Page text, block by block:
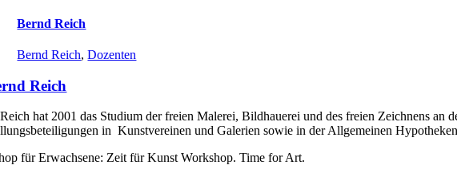
Bernd Reich
Bernd Reich,Dozenten
Reich
hat 2001 das Studium der freien Malerei, Bildhauerei und des freien Zeichnens
in Kunstvereinen und Galerien sowie in der Allgemeinen
für Erwachsene: Zeit für Kunst Workshop. Time for Art.